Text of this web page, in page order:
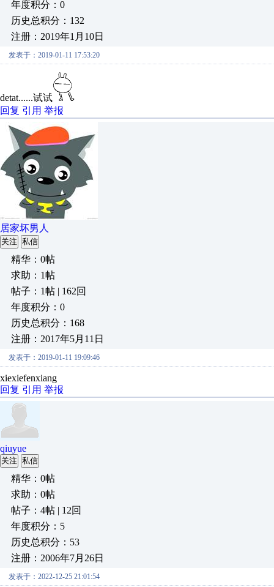
年度积分：0
历史总积分：132
注册：2019年1月10日
发表于：2019-01-11 17:53:20
detat......试试
回复 引用 举报
居家坏男人
关注 私信
精华：0帖
求助：1帖
帖子：1帖 | 162回
年度积分：0
历史总积分：168
注册：2017年5月11日
发表于：2019-01-11 19:09:46
xiexiefenxiang
回复 引用 举报
qiuyue
关注 私信
精华：0帖
求助：0帖
帖子：4帖 | 12回
年度积分：5
历史总积分：53
注册：2006年7月26日
发表于：2022-12-25 21:01:54